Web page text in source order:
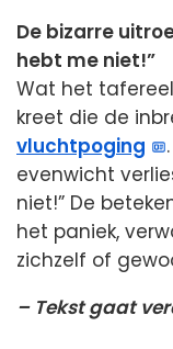
De bizarre
hebt me niet!”
Wat het
kreet die de
vluchtpoging
evenwicht
niet!” De
het paniek,
zichzelf of
– Tekst gaat